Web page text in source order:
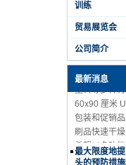
训练
贸易展览会
公司简介
最新消息
隆重推出配
6090 打印机
解决方案
Microtec UV
i3200 打印头
塑料等多种
60x90 厘米
包装和促销
刷品快速干
希望以多功
业。
最大限度地
头的预防措